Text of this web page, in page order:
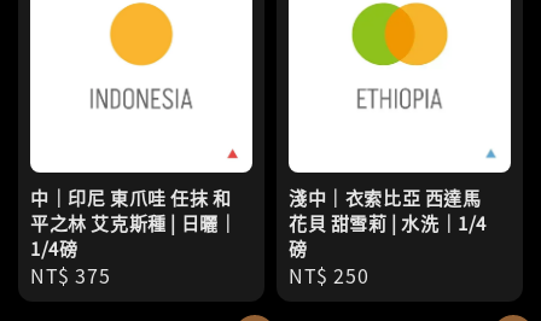
中｜印尼 東爪哇 任抹 和
平之林 艾克斯種 | 日曬｜
1/4磅
Regular
price
NT$ 375
淺中｜衣索比亞 西達馬
花貝 甜雪莉 | 水洗｜1/4
磅
Regular
price
NT$ 250